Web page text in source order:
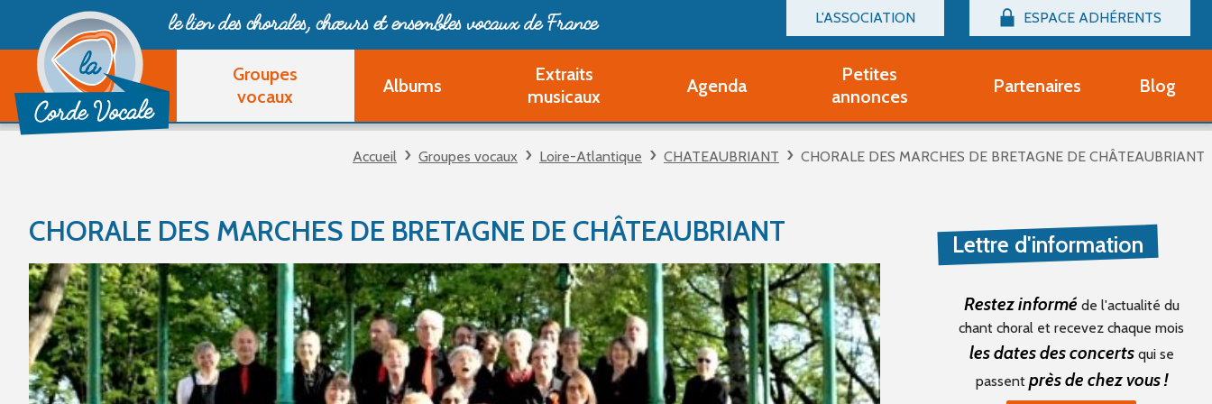
L'ASSOCIATION
Billetterie
Devenir adhérent Groupe Vocal
Devenir adhérent Partenaire
Ouvrir un compte Découverte
ESPACE ADHÉRENTS
Connexion
le lien des chorales, chœurset ensembles vocaux de France
Groupes
vocaux
Albums
Extraits
musicaux
Agenda
Petites
annonces
Partitions d'occasion
Partenaires Blog
Accueil Groupes vocaux Loire-Atlantique CHATEAUBRIANT CHORALE DES MARCHES DE BRETAGNE DE CHÂTEAUBRIANT
CHORALE DES MARCHES DE BRETAGNE DE CHÂTEAUBRIANT Lettre d'information
Restez informé de l'actualité du
chant choral et recevez chaque mois
les dates des concertsqui se
passent près de chez vous !